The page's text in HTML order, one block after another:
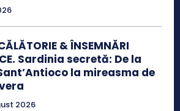
& ÎNSEMNĂRI
Sardinia secretă: De la
la mireasma de
2026